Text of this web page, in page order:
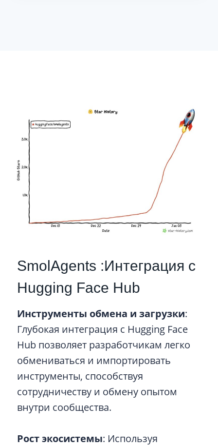
SmolAgents :Интеграция с
Hugging Face Hub
Инструменты обмена и загрузки:
Глубокая интеграция с Hugging Face
Hub позволяет разработчикам легко
обмениваться и импортировать
инструменты, способствуя
сотрудничеству и обмену опытом
внутри сообщества.
Рост экосистемы: Используя